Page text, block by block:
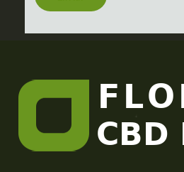
r
s
e